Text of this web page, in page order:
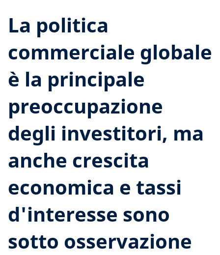
La politica
commerciale globale
è la principale
preoccupazione
degli investitori, ma
anche crescita
economica e tassi
d'interesse sono
sotto osservazione